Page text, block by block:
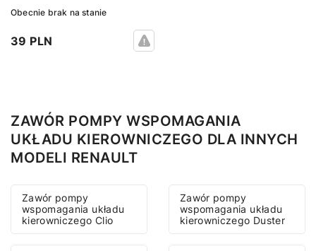
Obecnie brak na stanie
39 PLN
ZAWÓR POMPY WSPOMAGANIA
UKŁADU KIEROWNICZEGO DLA INNYCH
MODELI RENAULT
Zawór pompy
wspomagania układu
kierowniczego Clio
Zawór pompy
wspomagania układu
kierowniczego Duster